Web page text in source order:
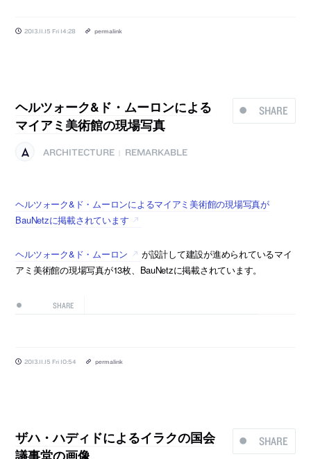
2013.11.15 Fri 14:28 permalink
SHARE
ヘルツォーク&ド・ムーロンによる
マイアミ美術館の現場写真
ARCHITECTURE REMARKABLE
ヘルツォーク&ド・ムーロンによるマイアミ美術館の現場写真が
BauNetzに掲載されています
ヘルツォーク&ド・ムーロン
が設計して建設が進められているマイ
アミ美術館の現場写真が13枚、BauNetzに掲載されています。
SHARE
2013.11.15 Fri 10:54 permalink
SHARE
ザハ・ハディドによるイラクの国会
議事堂の画像